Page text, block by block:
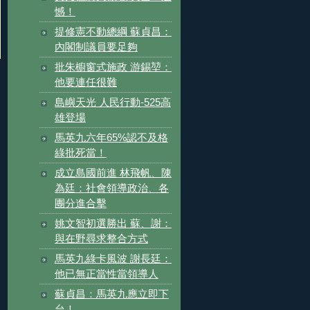
憾！
提修憲不動總綱 蘇貞昌：
內閣制議員要足夠
批朱櫥窗式施政 游錫堃：
他要連任很難
島嶼天光 人民行動-525高
雄登場
馬英九六年65%認不及格
綠批死當！
成立島國前進 林飛帆、陳
為廷：社會領導政治、各
團分進合擊
姚文智初選勝出 蘇、謝：
與在野尋求整合方式
馬英九綠卡風波 謝長廷：
他已無正當性當領導人
蘇貞昌：馬英九應立即下